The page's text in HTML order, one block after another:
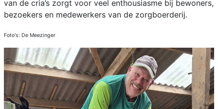
van de cria’s zorgt voor veel enthousiasme bij bewoners,
bezoekers en medewerkers van de zorgboerderij.
Foto's: De Meezinger